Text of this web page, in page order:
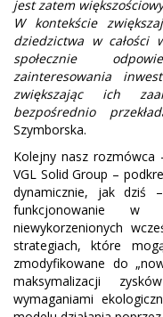
jest zatem
W kontekście
dziedzictwa w całości
społecznie
zainteresowania
zwiększając ich
bezpośrednio
Szymborska.
Kolejny nasz rozmówca
VGL Solid Group –
dynamicznie, jak dziś
funkcjonowanie
niewykorzenionych
strategiach, które
zmodyfikowane do
maksymalizacji
wymaganiami